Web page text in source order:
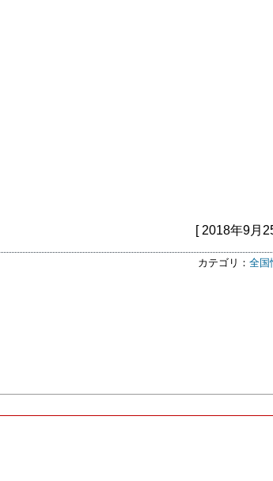
[ 2018年9月
カテゴリ： 全国